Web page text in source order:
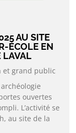
AU SITE
ÉCOLE EN
LAVAL
et grand public
ouvertes
L’activité se
au site de la